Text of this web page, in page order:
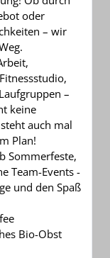
oder
– wir
–
keine
auch mal
Plan!
Sommerfeste,
Team-Events -
und den Spaß
Bio-Obst